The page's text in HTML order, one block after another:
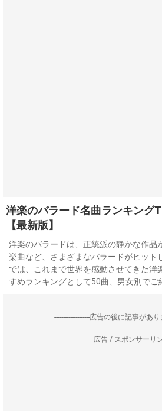
洋楽のバラード名曲ランキング
【最新版】
洋楽のバラードは、正統派の静かな作品
楽曲など、さまざまなバラードがヒット
では、これまで世界を感動させてきた洋
すめランキングとして50曲、男女別でご
--------------------広告の後に記事があり
広告 / スポンサーリ